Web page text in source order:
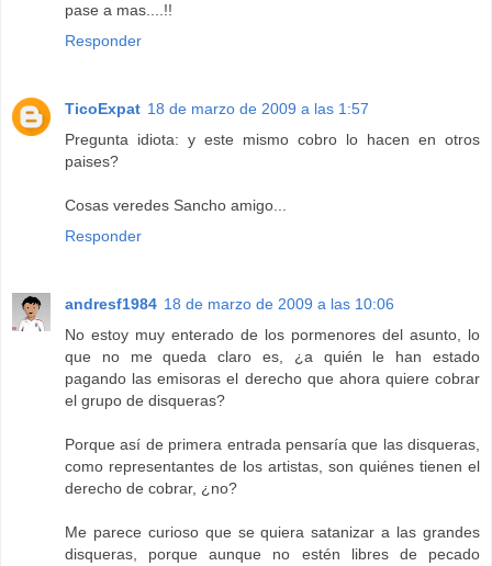
pase a mas....!!
Responder
TicoExpat 18 de marzo de 2009 a las 1:57
Pregunta idiota: y este mismo cobro lo hacen en otros
paises?
Cosas veredes Sancho amigo...
Responder
andresf1984 18 de marzo de 2009 a las 10:06
No estoy muy enterado de los pormenores del asunto, lo
que no me queda claro es, ¿a quién le han estado
pagando las emisoras el derecho que ahora quiere cobrar
el grupo de disqueras?
Porque así de primera entrada pensaría que las disqueras,
como representantes de los artistas, son quiénes tienen el
derecho de cobrar, ¿no?
Me parece curioso que se quiera satanizar a las grandes
disqueras, porque aunque no estén libres de pecado